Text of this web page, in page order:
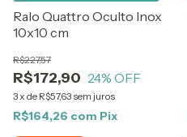
Ralo Quattro Oculto Inox
10x10 cm
R$172,90
R$227,57
24% OFF
3 x de R$57,63 sem juros
R$164,26 com Pix